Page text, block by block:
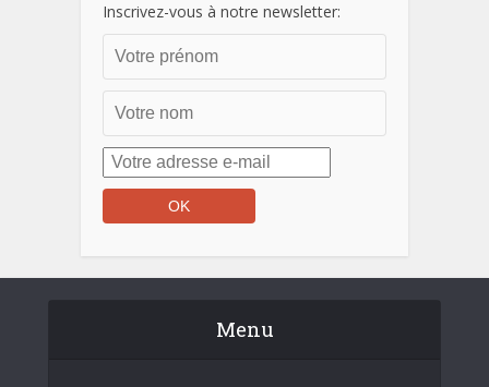
Inscrivez-vous à notre newsletter:
Menu